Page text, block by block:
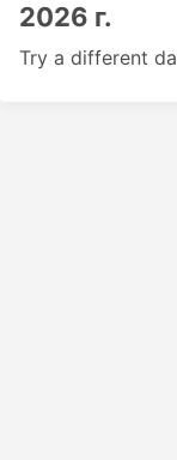
2026 г.
Try a different